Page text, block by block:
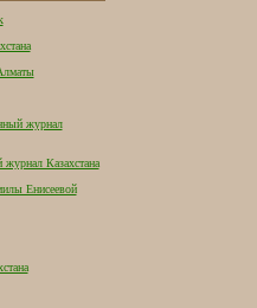
журнал
журнал Казахстана
Енисеевой